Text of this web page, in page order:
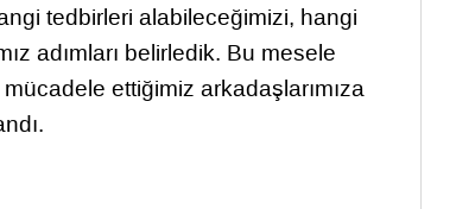
tedbirleri alabileceğimizi, hangi
adımları belirledik. Bu mesele
ettiğimiz arkadaşlarımıza